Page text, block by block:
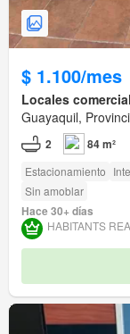
$ 1.100/mes
Locales
Guayaquil,
2 84 m²
Estacionamiento
Sin amoblar
Hace 30+ días
HABITANTS